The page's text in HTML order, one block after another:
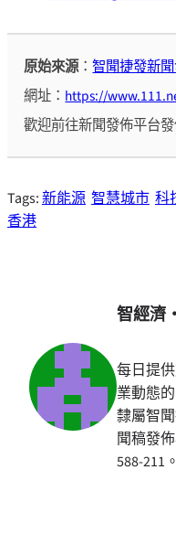
原始來源：智聞捷發新
網址： https://
歡迎前往新聞發佈平台
Tags:新能源 智慧城市 科
香港
智經濟
每日提
業動態
隸屬智
聞稿發
588-211。